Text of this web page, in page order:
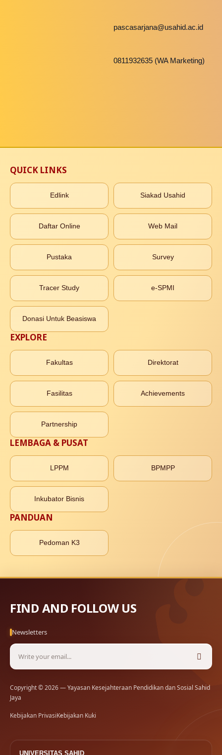
pascasarjana@usahid.ac.id
0811932635 (WA Marketing)
QUICK LINKS
Edlink Siakad Usahid
Daftar Online Web Mail
Pustaka Survey
Tracer Study e-SPMI
Donasi Untuk Beasiswa
EXPLORE
Fakultas Direktorat
Fasilitas Achievements
Partnership
LEMBAGA & PUSAT
LPPM BPMPP
Inkubator Bisnis
PANDUAN
Pedoman K3
FIND AND FOLLOW US
Newsletters
Copyright © 2026 — Yayasan Kesejahteraan Pendidikan dan Sosial Sahid
Jaya
Kebijakan PrivasiKebijakan Kuki
UNIVERSITAS SAHID